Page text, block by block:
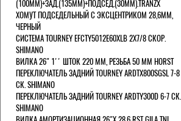
(100ММ)+ЗАД.(135ММ)+ПОДСЕД.(30ММ).TRANZX
ХОМУТ ПОДСЕДЕЛЬНЫЙ С ЭКСЦЕНТРИКОМ 28,6ММ,
ЧЕРНЫЙ
СИСТЕМА TOURNEY EFCTY5012E60XLB 2X7/8 СКОР.
SHIMANO
ВИЛКА 26" 1'' ШТОК 220 ММ, РЕЗЬБА 50 ММ HORST
ПЕРЕКЛЮЧАТЕЛЬ ЗАДНИЙ TOURNEY ARDTX800SGSL 7-8
СК. SHIMANO
ПЕРЕКЛЮЧАТЕЛЬ ЗАДНИЙ TOURNEY ARDTY300D 6-7 СК.
SHIMANO